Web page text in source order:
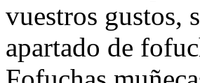
vuestros gustos,
apartado de